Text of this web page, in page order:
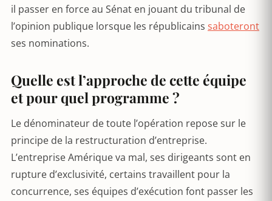
il passer en force au Sénat en jouant du tribunal de
l’opinion publique lorsque les républicains saboteront
ses nominations.
Quelle est l’approche de cette équipe
et pour quel programme ?
Le dénominateur de toute l’opération repose sur le
principe de la restructuration d’entreprise.
L’entreprise Amérique va mal, ses dirigeants sont en
rupture d’exclusivité, certains travaillent pour la
concurrence, ses équipes d’exécution font passer les